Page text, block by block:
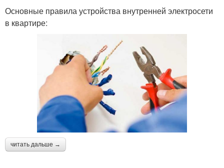
Основные правила устройства внутренней электросети
в квартире:
читать дальше →